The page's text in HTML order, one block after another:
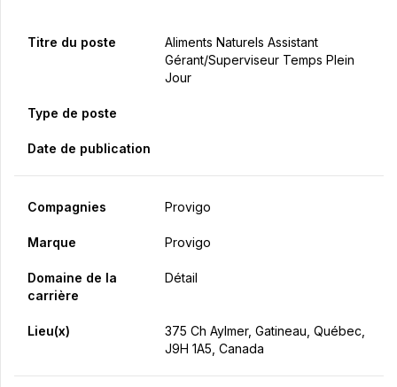
Titre du poste
Aliments Naturels Assistant
Gérant/Superviseur Temps Plein
Jour
Type de poste
Date de publication
Compagnies Provigo
Marque Provigo
Domaine de la
carrière
Détail
Lieu(x)
375 Ch Aylmer, Gatineau, Québec,
J9H 1A5, Canada